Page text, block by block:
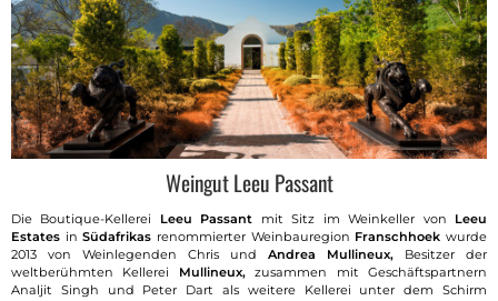
Weingut Leeu Passant
Die Boutique-Kellerei Leeu Passant mit Sitz im Weinkeller von Leeu
Estates in Südafrikas renommierter Weinbauregion Franschhoekwurde
2013 von Weinlegenden Chris und Andrea Mullineux, Besitzer der
weltberühmten Kellerei Mullineux, zusammen mit Geschäftspartnern
Analjit Singh und Peter Dart als weitere Kellerei unter dem Schirm